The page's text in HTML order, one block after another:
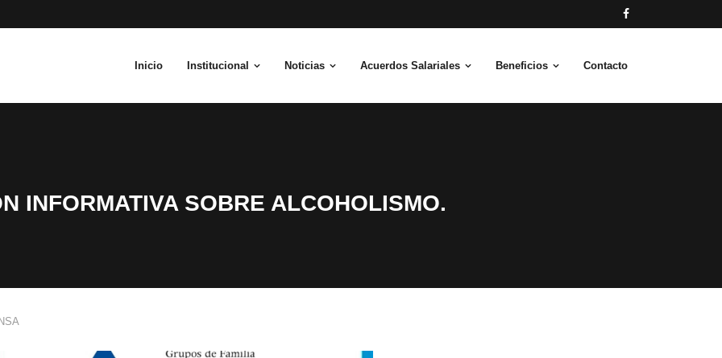
Inicio Institucional Noticias Acuerdos Salariales Beneficios Contacto
INFORMATIVA SOBRE ALCOHOLISMO.